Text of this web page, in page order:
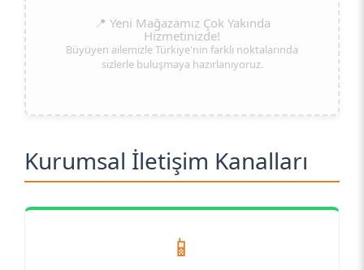
📍 Yeni Mağazamız Çok Yakında
Hizmetinizde!
Büyüyen ailemizle Türkiye'nin farklı noktalarında
sizlerle buluşmaya hazırlanıyoruz.
Kurumsal İletişim Kanalları
📱